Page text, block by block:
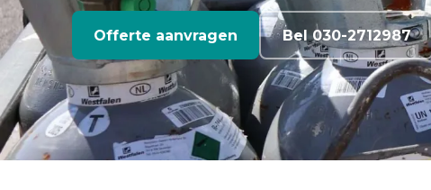
Offerte aanvragen Bel 030-2712987